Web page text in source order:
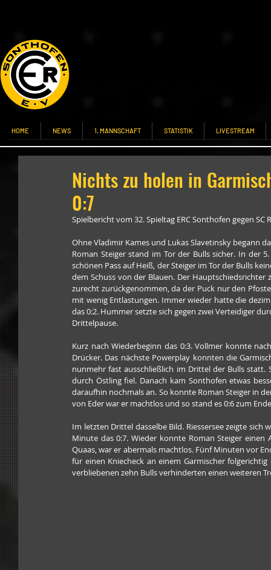
HOME NEWS 1. MANNSCHAFT STATISTIK LIVESTREAM
Nichts zu holen in
0:7
Spielbericht vom 32. Spieltag ERC Sonthofen gegen SC
Ohne Vladimir Kames und Lukas Slavetinsky begann
Roman Steiger stand im Tor der Bulls sicher. In der
schönen Pass auf Heiß, der Steiger im Tor der Bulls
dem Schuss von der Blauen. Der
zurecht zurückgenommen, da der Puck nur den
mit wenig Entlastungen. Immer wieder hatte die
das 0:2. Hummer setzte sich gegen zwei Verteidiger
Drittelpause.
Kurz nach Wiederbeginn das 0:3. Vollmer konnte
Drücker. Das nächste Powerplay konnten die
nunmehr fast ausschließlich im Drittel der Bulls statt.
durch Östling fiel. Danach kam Sonthofen etwas
daraufhin nochmals an. So konnte Roman Steiger in
von Eder war er machtlos und so stand es 0:6 zum
Im letzten Drittel dasselbe Bild. Riessersee zeigte
Minute das 0:7. Wieder konnte Roman Steiger
Quaas, war er abermals machtlos. Fünf Minuten vor
für einen Kniecheck an einem Garmischer
verbliebenen zehn Bulls verhinderten einen weiteren